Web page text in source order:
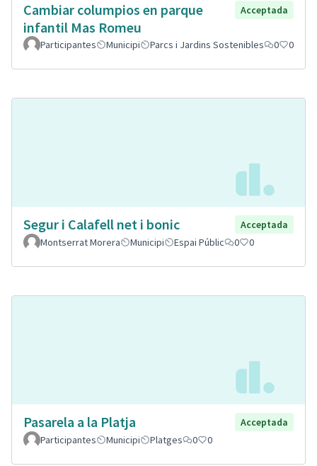
Cambiar columpios en parque
infantil Mas Romeu
Acceptada
Participantes Municipi Parcs i Jardins Sostenibles 0 0
Segur i Calafell net i bonic
Acceptada
Montserrat Morera
Municipi Espai Públic 0 0
Pasarela a la Platja
Acceptada
Participantes
Municipi Platges 0 0